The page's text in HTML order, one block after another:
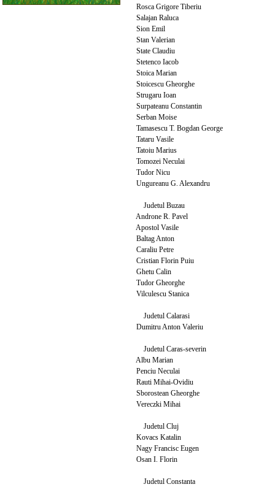
Rosca Grigore Tiberiu
Salajan Raluca
Sion Emil
Stan Valerian
State Claudiu
Stetenco Iacob
Stoica Marian
Stoicescu Gheorghe
Strugaru Ioan
Surpateanu Constantin
Serban Moise
Tamasescu T. Bogdan George
Tataru Vasile
Tatoiu Marius
Tomozei Neculai
Tudor Nicu
Ungureanu G. Alexandru
Judetul Buzau
Androne R. Pavel
Apostol Vasile
Baltag Anton
Caraliu Petre
Cristian Florin Puiu
Ghetu Calin
Tudor Gheorghe
Vilculescu Stanica
Judetul Calarasi
Dumitru Anton Valeriu
Judetul Caras-severin
Albu Marian
Penciu Neculai
Rauti Mihai-Ovidiu
Sborostean Gheorghe
Vereczki Mihai
Judetul Cluj
Kovacs Katalin
Nagy Francisc Eugen
Osan I. Florin
Judetul Constanta